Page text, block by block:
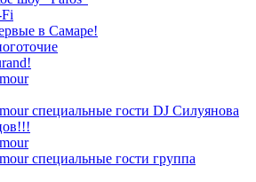
в Самаре!
специальные гости DJ Силуянова
специальные гости группа